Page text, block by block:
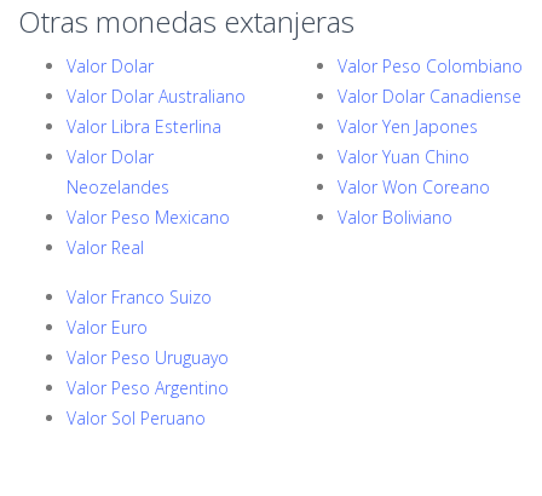
Otras monedas extanjeras
Valor Dolar
Valor Dolar Australiano
Valor Libra Esterlina
Valor Dolar
Neozelandes
Valor Peso Mexicano
Valor Real
Valor Peso Colombiano
Valor Dolar Canadiense
Valor Yen Japones
Valor Yuan Chino
Valor Won Coreano
Valor Boliviano
Valor Franco Suizo
Valor Euro
Valor Peso Uruguayo
Valor Peso Argentino
Valor Sol Peruano